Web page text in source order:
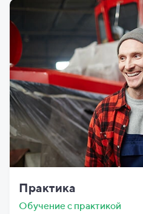
Практика
Обучение с практикой